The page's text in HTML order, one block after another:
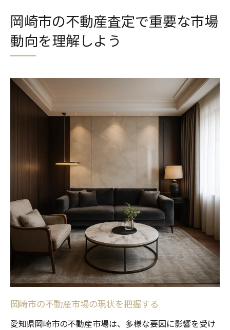
ト
市場動向を活かした賢い売却戦略
魅力的な不動産査定を行うための基本知識を解
説
不動産査定の基本プロセスを理解する
査定に必要な書類とその役割
専門家による査定と自己査定の違い
査定額に影響を与える要因を知る
査定の透明性を確保するための方法
正確な査定を行うためのポイント
売却価格を上げるための査定の秘訣とは
査定額を上げるためのリフォームの効果
見栄えを良くするためのホームステージン
グ
季節に応じた売却タイミングの選び方
立地条件を活かした査定の工夫
競合物件との差別化ポイント
不動産エージェントの活用法
岡崎市の不動産査定で重要な市場
動向を理解しよう
岡崎市の不動産市場の現状を把握する
愛知県岡崎市の不動産市場は、多様な要因に影響を受け